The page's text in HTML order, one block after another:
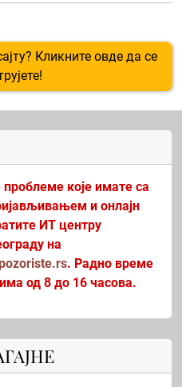
Кликните овде да се
које имате са
и онлајн
ИТ центру
на
. Радно време
од 8 до 16 часова.